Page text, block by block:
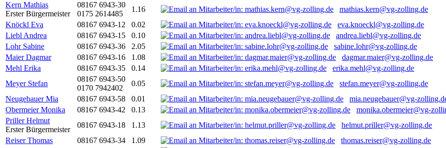
Kern Mathias
Erster Bürgermeister
08167 6943-30
0175 2614485
1.16
mathias.kern@vg-zolling.de
Knöckl Eva
08167 6943-12 0.02
eva.knoeckl@vg-zolling.de
Liebl Andrea
08167 6943-15 0.10
andrea.liebl@vg-zolling.de
Lohr Sabine
08167 6943-36 2.05
sabine.lohr@vg-zolling.de
Maier Dagmar
08167 6943-16 1.08
dagmar.maier@vg-zolling.de
Mehl Erika
08167 6943-35 0.14
erika.mehl@vg-zolling.de
Meyer Stefan
08167 6943-50
0170 7942402
0.05
stefan.meyer@vg-zolling.de
Neugebauer Mia
08167 6943-58 0.01
mia.neugebauer@vg-
Obermeier Monika
08167 6943-42 0.13
monika.obermeier@vg-
Priller Helmut
Erster Bürgermeister
08167 6943-18 1.13
helmut.priller@vg-zolling.de
Reiser Thomas
08167 6943-34 1.09
thomas.reiser@vg-zolling.de